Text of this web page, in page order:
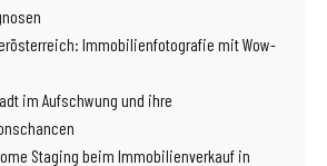
Immobilienfotografie mit Wow-
im Aufschwung und ihre
Staging beim Immobilienverkauf in